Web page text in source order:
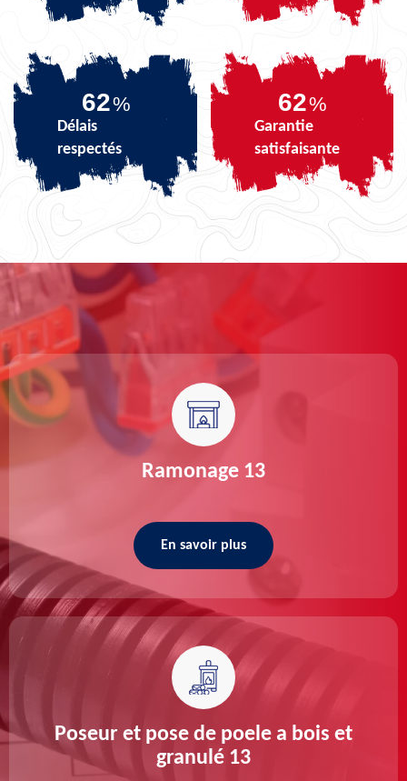
74%
Délais
respectés
74%
Garantie
satisfaisante
Ramonage 13
En savoir plus
Poseur et pose de poele a bois et
granulé 13